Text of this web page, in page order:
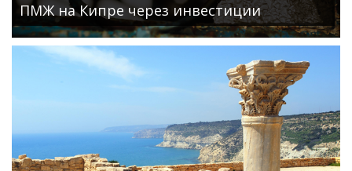
ПМЖ на Кипре через инвестиции